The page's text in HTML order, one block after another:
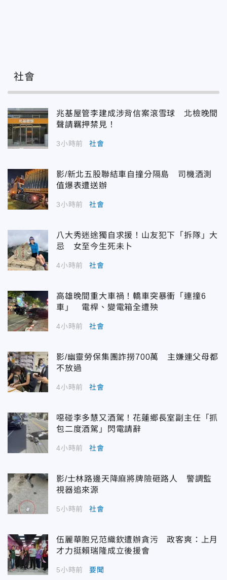
社會
兆基屋管李建成涉背信案滾雪球 北檢晚間
聲請羈押禁見！
3小時前 社會
影/新北五股聯結車自撞分隔島 司機酒測
值爆表遭送辦
3小時前 社會
八大秀迷途獨自求援！山友犯下「拆隊」大
忌 女至今生死未卜
4小時前 社會
高雄晚間重大車禍！轎車突暴衝「連撞6
車」 電桿、變電箱全遭殃
4小時前 社會
影/幽靈勞保集團詐撈700萬 主嫌連父母都
不放過
4小時前 社會
噁碰李多慧又酒駕！花蓮鄉長室副主任「抓
包二度酒駕」閃電請辭
4小時前 社會
影/士林路邊天降麻將牌險砸路人 警調監
視器追來源
5小時前 社會
伍麗華胞兄范織欽遭辦貪污 政客爽：上月
才力挺賴瑞隆成立後援會
5小時前 要聞